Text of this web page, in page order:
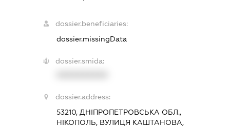
dossier.beneficiaries:
dossier.missingData
dossier.smida:
dossier.address:
53210, ДНІПРОПЕТРОВСЬКА ОБЛ.,
НІКОПОЛЬ, ВУЛИЦЯ КАШТАНОВА,